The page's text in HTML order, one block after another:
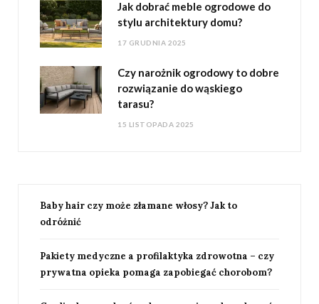
Jak dobrać meble ogrodowe do
stylu architektury domu?
17 GRUDNIA 2025
Czy narożnik ogrodowy to dobre
rozwiązanie do wąskiego
tarasu?
15 LISTOPADA 2025
Baby hair czy może złamane włosy? Jak to
odróżnić
Pakiety medyczne a profilaktyka zdrowotna – czy
prywatna opieka pomaga zapobiegać chorobom?